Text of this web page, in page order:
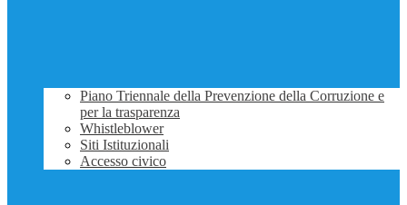
Piano Triennale della Prevenzione della Corruzione e
per la trasparenza
Whistleblower
Siti Istituzionali
Accesso civico